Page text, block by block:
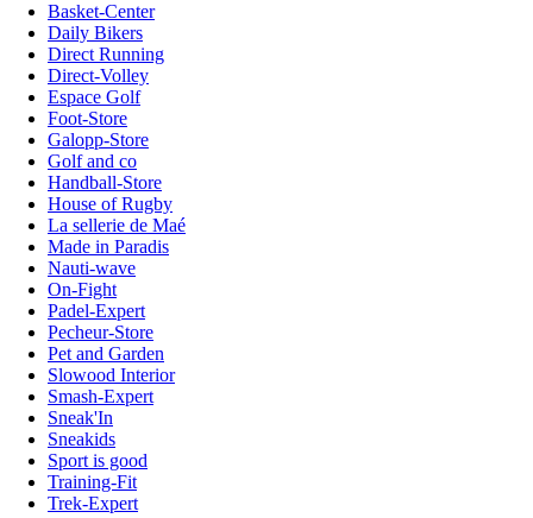
Basket-Center
Daily Bikers
Direct Running
Direct-Volley
Espace Golf
Foot-Store
Galopp-Store
Golf and co
Handball-Store
House of Rugby
La sellerie de Maé
Made in Paradis
Nauti-wave
On-Fight
Padel-Expert
Pecheur-Store
Pet and Garden
Slowood Interior
Smash-Expert
Sneak'In
Sneakids
Sport is good
Training-Fit
Trek-Expert